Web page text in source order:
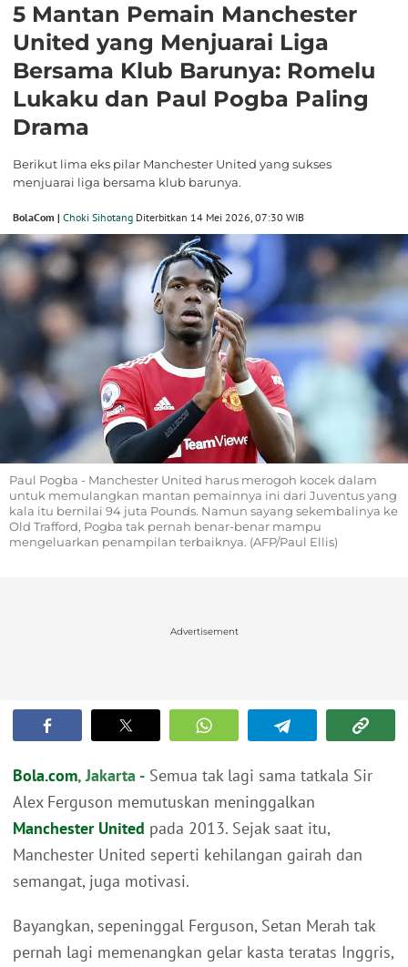
5 Mantan Pemain Manchester
United yang Menjuarai Liga
Bersama Klub Barunya: Romelu
Lukaku dan Paul Pogba Paling
Drama
Berikut lima eks pilar Manchester United yang sukses
menjuarai liga bersama klub barunya.
BolaCom | Choki Sihotang Diterbitkan 14 Mei 2026, 07:30 WIB
Paul Pogba - Manchester United harus merogoh kocek dalam
untuk memulangkan mantan pemainnya ini dari Juventus yang
kala itu bernilai 94 juta Pounds. Namun sayang sekembalinya ke
Old Trafford, Pogba tak pernah benar-benar mampu
mengeluarkan penampilan terbaiknya. (AFP/Paul Ellis)
Advertisement
Bola.com, Jakarta - Semua tak lagi sama tatkala Sir
Alex Ferguson memutuskan meninggalkan
Manchester United pada 2013. Sejak saat itu,
Manchester United seperti kehilangan gairah dan
semangat, juga motivasi.
Bayangkan, sepeninggal Ferguson, Setan Merah tak
pernah lagi memenangkan gelar kasta teratas Inggris,